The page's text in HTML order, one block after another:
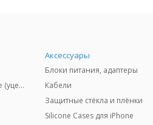
(%) Дисплеи для iPhone (уценка)
Аксессуары
Блоки питания, адаптеры
Кабели
Защитные стёкла и плёнки
Silicone Cases для iPhone